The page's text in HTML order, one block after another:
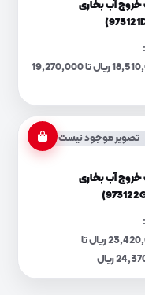
خروج آب بخاری
از 18,510,000 ریال تا 19,270,000
تصویر موجود نیست
خروج آب بخاری
از 23,420,000 ریال تا
ریال